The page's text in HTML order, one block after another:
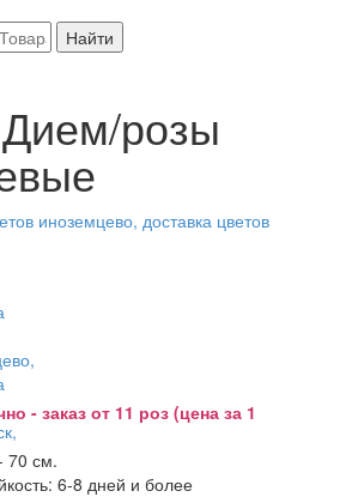
Найти
розы
- заказ от 11 роз (цена за 1
70 см.
6-8 дней и более